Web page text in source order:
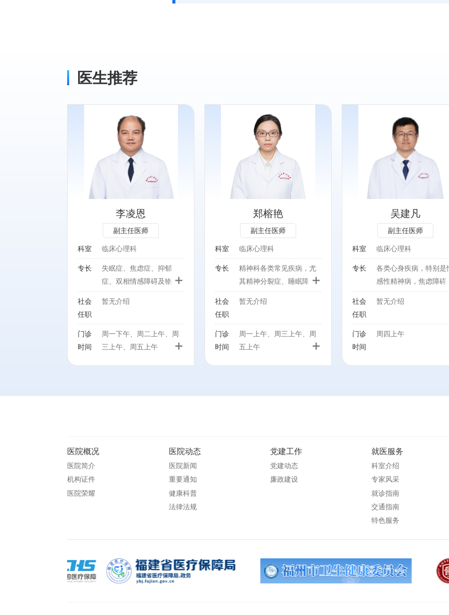
医生推荐
李凌恩
副主任医师
科室 临床心理科
专长
失眠症、焦虑症、抑郁
症、双相情感障碍及物质
依赖的诊治
+
社会
任职
暂无介绍
门诊
时间
周一下午、周二上午、周
三上午、周五上午
+
郑榕艳
副主任医师
科室 临床心理科
专长
精神科各类常见疾病，尤
其精神分裂症、睡眠障
碍、焦虑症、抑郁症的诊
疗及心理治疗。
+
社会
任职
暂无介绍
门诊
时间
周一上午、周三上午、周
五上午
+
专长：
精神科各类常见疾病，尤其
精神分裂症、睡眠障碍、焦
虑症、抑郁症的诊疗及心理
吴建凡
副主任医师
科室 临床心理科
专长
各类心身疾病，特别是
感性精神病，焦虑障碍
失眠症，强迫症，进食
碍等精神和心理疾病的
治疗
社会
任职
暂无介绍
门诊
时间
周四上午
专长：
各类心身疾病，特别是情感
性精神病，焦虑障碍， 失
眠症，强迫症，进食障碍等
精神和心理疾病的诊治和认
医院概况
医院简介
机构证件
医院荣耀
医院动态
医院新闻
重要通知
健康科普
法律法规
党建工作
党建动态
廉政建设
就医服务
科室介绍
专家风采
就诊指南
交通指南
特色服务